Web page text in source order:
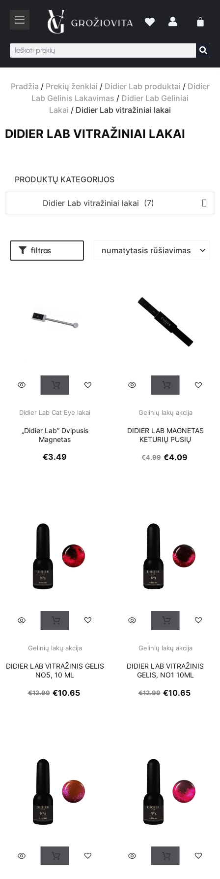
Pradžia / Prekių ženklai / Didier Lab produktai / Didier
Lab Gelinis Lakavimas / Didier Lab Geliniai
Lakai / Didier Lab vitražiniai lakai
DIDIER LAB VITRAŽINIAI LAKAI
PRODUKTŲ KATEGORIJOS
Didier Lab vitražiniai lakai (7)
filtras
Didier Lab Cat Eye lakai
„Didier Lab” Dvipusis
Magnetas
€3.49
Gelinių lakų akcija
DIDIER LAB MAGNETAS
KETURIŲ PUSIŲ
€4.99 €4.09
Gelinių lakų akcija
DIDIER LAB VITRAŽINIS GELIS
NO5, 10 ML
€12.99 €10.65
Gelinių lakų akcija
DIDIER LAB VITRAŽINIS
GELIS, NO1 10ML
€12.99 €10.65